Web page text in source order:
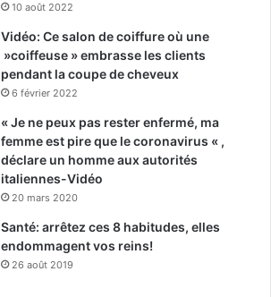
10 août 2022
Vidéo: Ce salon de coiffure où une
»coiffeuse » embrasse les clients
pendant la coupe de cheveux
6 février 2022
« Je ne peux pas rester enfermé, ma
femme est pire que le coronavirus « ,
déclare un homme aux autorités
italiennes-Vidéo
20 mars 2020
Santé: arrêtez ces 8 habitudes, elles
endommagent vos reins!
26 août 2019